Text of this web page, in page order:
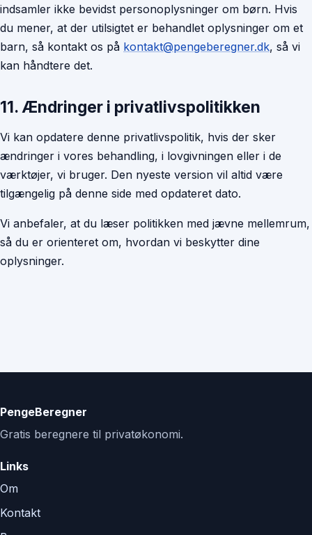
indsamler ikke bevidst personoplysninger om børn. Hvis
du mener, at der utilsigtet er behandlet oplysninger om et
barn, så kontakt os på kontakt@pengeberegner.dk, så vi
kan håndtere det.
11. Ændringer i privatlivspolitikken
Vi kan opdatere denne privatlivspolitik, hvis der sker
ændringer i vores behandling, i lovgivningen eller i de
værktøjer, vi bruger. Den nyeste version vil altid være
tilgængelig på denne side med opdateret dato.
Vi anbefaler, at du læser politikken med jævne mellemrum,
så du er orienteret om, hvordan vi beskytter dine
oplysninger.
PengeBeregner
Gratis beregnere til privatøkonomi.
Links
Om
Kontakt